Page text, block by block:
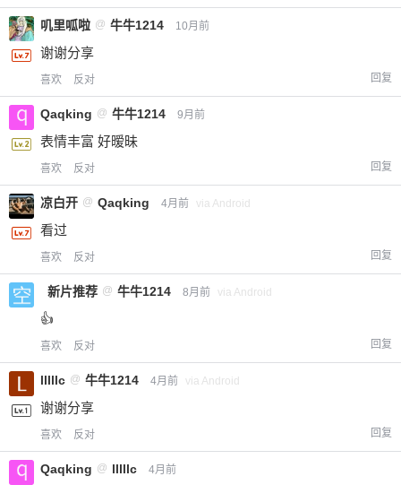
叽里呱啦 @ 牛牛1214 10月前
谢谢分享
喜欢 反对 回复
Qaqking @ 牛牛1214 9月前
表情丰富 好暧昧
喜欢 反对 回复
凉白开 @ Qaqking 4月前 via Android
看过
喜欢 反对 回复
新片推荐 @ 牛牛1214 8月前 via Android
👍
喜欢 反对 回复
lllllc @ 牛牛1214 4月前 via Android
谢谢分享
喜欢 反对 回复
Qaqking @ lllllc 4月前